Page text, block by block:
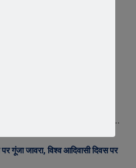
में ‘इंडिया क्वेस्ट-भारत
बना विजेता
और प्रतिभा का शानदार प्रदर्शन – क्तक्र…
गूंजा जावरा, विश्व आदिवासी दिवस पर